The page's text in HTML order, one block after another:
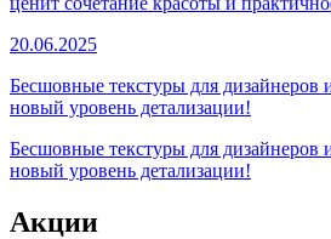
20.06.2025
Бесшовные текстуры для дизайнеров
новый уровень детализации!
Бесшовные текстуры для дизайнеров
новый уровень детализации!
Акции